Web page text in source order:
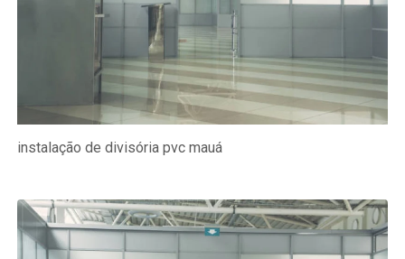
instalação de divisória pvc mauá